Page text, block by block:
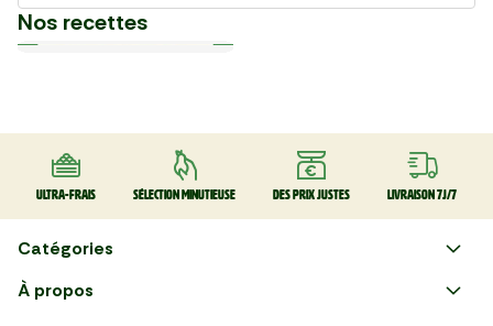
Nos recettes
La Salade de gnocchi,
mozzarella et serrano
La Pinsa Burrata Pesto
Le Carpaccio de Boeuf
La Kafta sauce tahini 🇯🇴
La Salade de chou rouge
thaï au poulet
Le Club sandwich
Le Taboulé végétal
La Salade de haricots verts
La Tarte Fraîche au Thon
Le Poke bowl au saumon et
légumes croquants 🇺🇸
Ultra-frais Sélection minutieuse Des prix justes Livraison 7J/7
Catégories
Faire ses courses en ligne
À propos